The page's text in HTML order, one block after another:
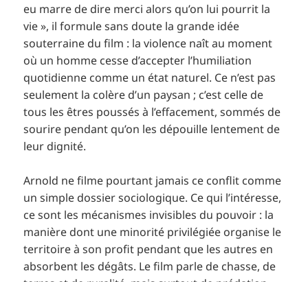
eu marre de dire merci alors qu’on lui pourrit la
vie », il formule sans doute la grande idée
souterraine du film : la violence naît au moment
où un homme cesse d’accepter l’humiliation
quotidienne comme un état naturel. Ce n’est pas
seulement la colère d’un paysan ; c’est celle de
tous les êtres poussés à l’effacement, sommés de
sourire pendant qu’on les dépouille lentement de
leur dignité.
Arnold ne filme pourtant jamais ce conflit comme
un simple dossier sociologique. Ce qui l’intéresse,
ce sont les mécanismes invisibles du pouvoir : la
manière dont une minorité privilégiée organise le
territoire à son profit pendant que les autres en
absorbent les dégâts. Le film parle de chasse, de